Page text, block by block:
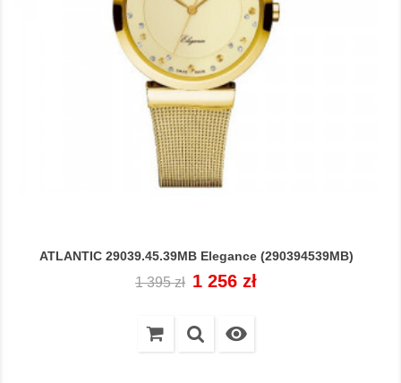
ATLANTIC 29039.45.39MB Elegance (290394539MB)
Cena
1 395 zł Cena
1 256 zł
